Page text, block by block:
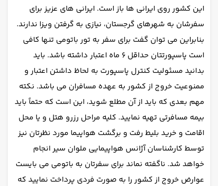
این کشور روی ایرانی ها باز است. ایرانی های عزیز برای
سفرشان به شهرهای گرجستان، نیازی به گرفتن ویزا ندارند.
بنابراین می توان گفت برای سفر به تور باتومی تنها کافی
است پاسپورتتان حداقل 6 ماه اعتبار داشته باشد. باید
بدانید مسئولیت کنترل پاسپورت به لحاظ داشتن اعتبار و
ممنوعیت خروج از کشور به عهده مسافران می باشد. نکته
مهم بعدی که باید از آن مطلع شوید، این است که حتماً باید
بیمه مسافرتی تهیه نمایید. کلیه مراحل رزرو هتل و یا محل
اقامت و خرید بلیط رفت و برگشت هواپیما مورد نظرتان نیز
توسط کارشناسان آژانس هواپیمایی ملوان سیر انجام
خواهد شد. ناگفته نماند برای سفرتان به باتومی می بایست
عوارض خروج از کشور را به صورت فردی پرداخت نمایید که